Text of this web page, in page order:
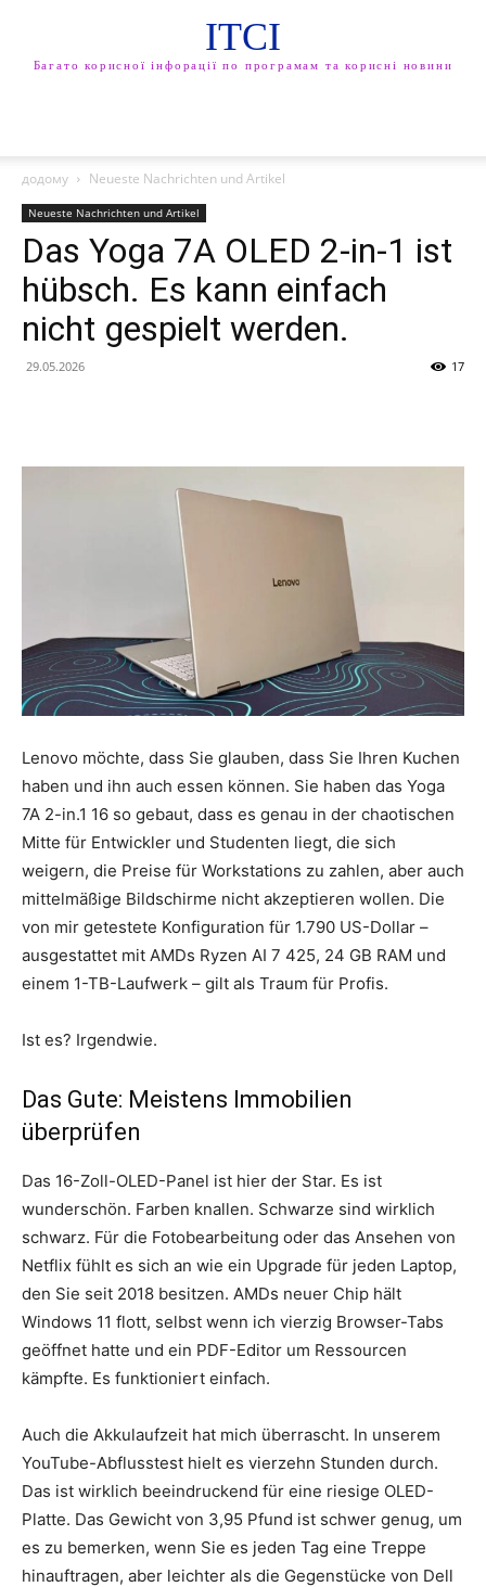
ITCI
Багато корисної інфорації по програмам та корисні новини
додому Neueste Nachrichten und Artikel
Neueste Nachrichten und Artikel
Das Yoga 7A OLED 2-in-1 ist
hübsch. Es kann einfach
nicht gespielt werden.
29.05.2026 17
Lenovo möchte, dass Sie glauben, dass Sie Ihren Kuchen
haben und ihn auch essen können. Sie haben das Yoga
7A 2-in.1 16 so gebaut, dass es genau in der chaotischen
Mitte für Entwickler und Studenten liegt, die sich
weigern, die Preise für Workstations zu zahlen, aber auch
mittelmäßige Bildschirme nicht akzeptieren wollen. Die
von mir getestete Konfiguration für 1.790 US-Dollar –
ausgestattet mit AMDs Ryzen AI 7 425, 24 GB RAM und
einem 1-TB-Laufwerk – gilt als Traum für Profis.
Ist es? Irgendwie.
Das Gute: Meistens Immobilien
überprüfen
Das 16-Zoll-OLED-Panel ist hier der Star. Es ist
wunderschön. Farben knallen. Schwarze sind wirklich
schwarz. Für die Fotobearbeitung oder das Ansehen von
Netflix fühlt es sich an wie ein Upgrade für jeden Laptop,
den Sie seit 2018 besitzen. AMDs neuer Chip hält
Windows 11 flott, selbst wenn ich vierzig Browser-Tabs
geöffnet hatte und ein PDF-Editor um Ressourcen
kämpfte. Es funktioniert einfach.
Auch die Akkulaufzeit hat mich überrascht. In unserem
YouTube-Abflusstest hielt es vierzehn Stunden durch.
Das ist wirklich beeindruckend für eine riesige OLED-
Platte. Das Gewicht von 3,95 Pfund ist schwer genug, um
es zu bemerken, wenn Sie es jeden Tag eine Treppe
hinauftragen, aber leichter als die Gegenstücke von Dell